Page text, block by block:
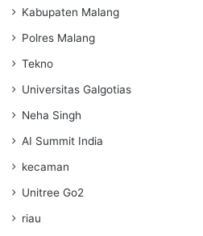
Kabupaten Malang
Polres Malang
Tekno
Universitas Galgotias
Neha Singh
AI Summit India
kecaman
Unitree Go2
riau